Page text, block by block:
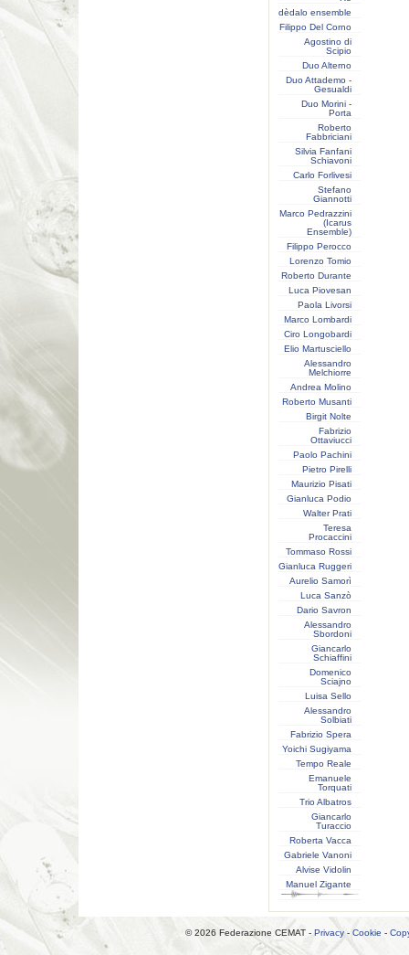
dèdalo ensemble
Filippo Del Corno
Agostino di
Scipio
Duo Alterno
Duo Attademo -
Gesualdi
Duo Morini -
Porta
Roberto
Fabbriciani
Silvia Fanfani
Schiavoni
Carlo Forlivesi
Stefano
Giannotti
Marco Pedrazzini
(Icarus
Ensemble)
Filippo Perocco
Lorenzo Tomio
Roberto Durante
Luca Piovesan
Paola Livorsi
Marco Lombardi
Ciro Longobardi
Elio Martusciello
Alessandro
Melchiorre
Andrea Molino
Roberto Musanti
Birgit Nolte
Fabrizio
Ottaviucci
Paolo Pachini
Pietro Pirelli
Maurizio Pisati
Gianluca Podio
Walter Prati
Teresa
Procaccini
Tommaso Rossi
Gianluca Ruggeri
Aurelio Samorì
Luca Sanzò
Dario Savron
Alessandro
Sbordoni
Giancarlo
Schiaffini
Domenico
Sciajno
Luisa Sello
Alessandro
Solbiati
Fabrizio Spera
Yoichi Sugiyama
Tempo Reale
Emanuele
Torquati
Trio Albatros
Giancarlo
Turaccio
Roberta Vacca
Gabriele Vanoni
Alvise Vidolin
Manuel Zigante
© 2026 Federazione CEMAT - Privacy - Cookie -